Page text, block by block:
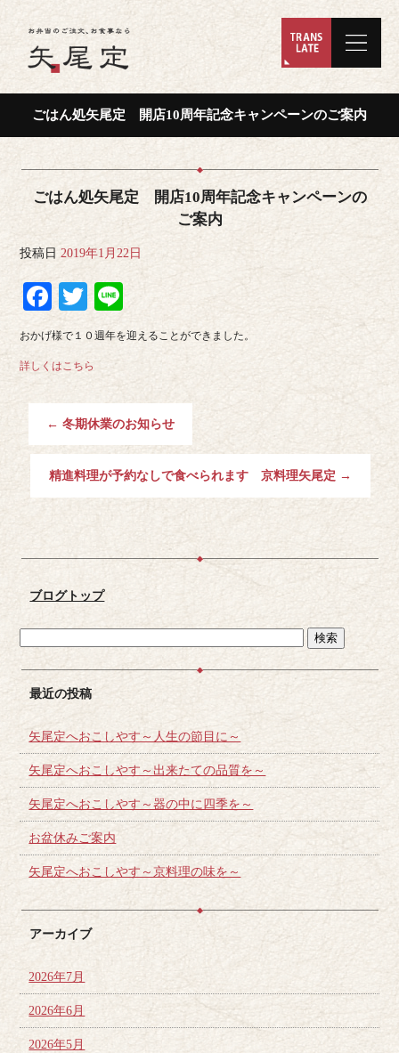
ごはん処矢尾定 開店10周年記念キャンペーンのご案内
ごはん処矢尾定 開店10周年記念キャンペーンの
ご案内
投稿日 2019年1月22日
Facebook
Twitter
Line
おかげ様で１０週年を迎えることができました。
詳しくはこちら
← 冬期休業のお知らせ
精進料理が予約なしで食べられます 京料理矢尾定 →
ブログトップ
最近の投稿
矢尾定へおこしやす～人生の節目に～
矢尾定へおこしやす～出来たての品質を～
矢尾定へおこしやす～器の中に四季を～
お盆休みご案内
矢尾定へおこしやす～京料理の味を～
アーカイブ
2026年7月
2026年6月
2026年5月